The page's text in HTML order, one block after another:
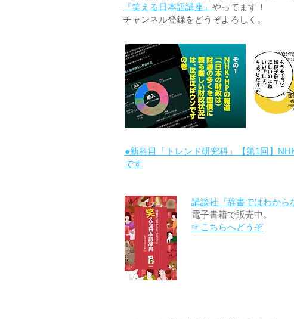
『笑える日本語講座』 やってます！
チャンネル登録をどうぞよろしく。
●新科目「トレンド研究科」【第1回】
です
講談社『辞書ではわか
電子書籍で販売中。
☞こちらへどうぞ